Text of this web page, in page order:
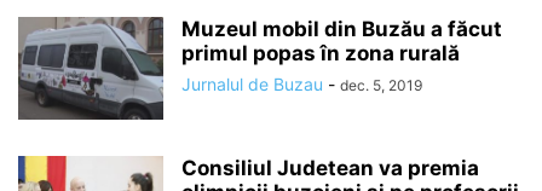
Muzeul mobil din Buzău a făcut
primul popas în zona rurală
Jurnalul de Buzau - dec. 5, 2019
Consiliul Judetean va premia